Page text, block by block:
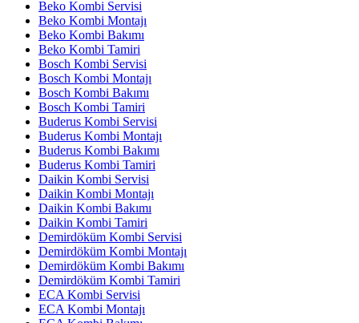
Beko Kombi Servisi
Beko Kombi Montajı
Beko Kombi Bakımı
Beko Kombi Tamiri
Bosch Kombi Servisi
Bosch Kombi Montajı
Bosch Kombi Bakımı
Bosch Kombi Tamiri
Buderus Kombi Servisi
Buderus Kombi Montajı
Buderus Kombi Bakımı
Buderus Kombi Tamiri
Daikin Kombi Servisi
Daikin Kombi Montajı
Daikin Kombi Bakımı
Daikin Kombi Tamiri
Demirdöküm Kombi Servisi
Demirdöküm Kombi Montajı
Demirdöküm Kombi Bakımı
Demirdöküm Kombi Tamiri
ECA Kombi Servisi
ECA Kombi Montajı